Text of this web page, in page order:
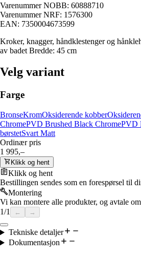
Varenummer NOBB: 60888710
Varenummer NRF: 1576300
EAN: 7350004673599
Kroker, knagger, håndklestenger og
av badet Bredde: 45 cm
Velg variant
Farge
BronseKromOksiderende kobber
ChromePVD Brushed Black ChromePVD
børstetSvart Matt
Ordinær pris
1 995,–
Klikk og hent
Klikk og hent
Bestillingen sendes som en forespørsel til
Montering
Vi kan montere alle produkter, og avtale
1/1 ← →
Tekniske detaljer
Dokumentasjon